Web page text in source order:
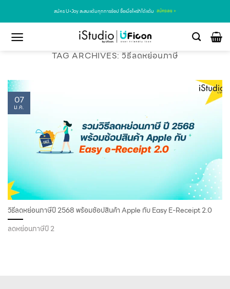
สมัคร U•Joy สะสมแต้มทุกการช้อป ซื้อเมื่อไหร่ก็ได้แต้ม สมัครเลย >
TAG ARCHIVES:วิธีลดหย่อนภาษี
วิธีลดหย่อนภาษีปี 2568 พร้อมช้อปสินค้า Apple กับ Easy E-Receipt 2.0
ลดหย่อนภาษีปี 2
07
ม.ค.